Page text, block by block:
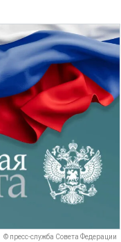
© пресс-служба Совета Федерации